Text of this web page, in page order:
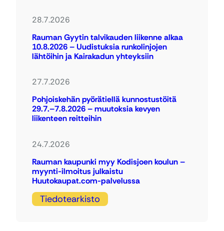
28.7.2026
Rauman Gyytin talvikauden liikenne alkaa
10.8.2026 – Uudistuksia runkolinjojen
lähtöihin ja Kairakadun yhteyksiin
27.7.2026
Pohjoiskehän pyörätiellä kunnostustöitä
29.7.–7.8.2026 – muutoksia kevyen
liikenteen reitteihin
24.7.2026
Rauman kaupunki myy Kodisjoen koulun –
myynti-ilmoitus julkaistu
Huutokaupat.com-palvelussa
Tiedotearkisto